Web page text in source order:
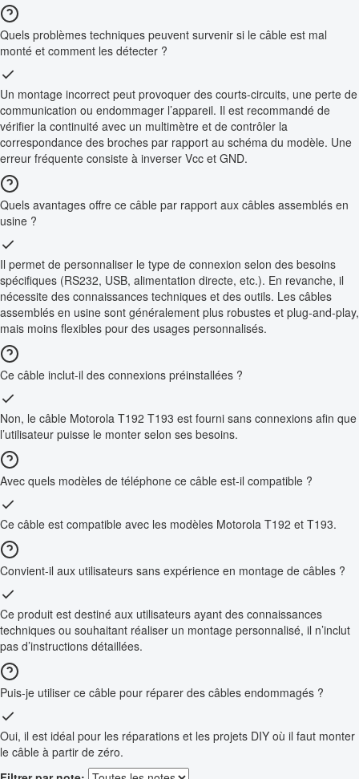
Quels problèmes techniques peuvent survenir si le câble est mal
monté et comment les détecter ?
Un montage incorrect peut provoquer des courts-circuits, une perte de
communication ou endommager l’appareil. Il est recommandé de
vérifier la continuité avec un multimètre et de contrôler la
correspondance des broches par rapport au schéma du modèle. Une
erreur fréquente consiste à inverser Vcc et GND.
Quels avantages offre ce câble par rapport aux câbles assemblés en
usine ?
Il permet de personnaliser le type de connexion selon des besoins
spécifiques (RS232, USB, alimentation directe, etc.). En revanche, il
nécessite des connaissances techniques et des outils. Les câbles
assemblés en usine sont généralement plus robustes et plug-and-play,
mais moins flexibles pour des usages personnalisés.
Ce câble inclut-il des connexions préinstallées ?
Non, le câble Motorola T192 T193 est fourni sans connexions afin que
l’utilisateur puisse le monter selon ses besoins.
Avec quels modèles de téléphone ce câble est-il compatible ?
Ce câble est compatible avec les modèles Motorola T192 et T193.
Convient-il aux utilisateurs sans expérience en montage de câbles ?
Ce produit est destiné aux utilisateurs ayant des connaissances
techniques ou souhaitant réaliser un montage personnalisé, il n’inclut
pas d’instructions détaillées.
Puis-je utiliser ce câble pour réparer des câbles endommagés ?
Oui, il est idéal pour les réparations et les projets DIY où il faut monter
le câble à partir de zéro.